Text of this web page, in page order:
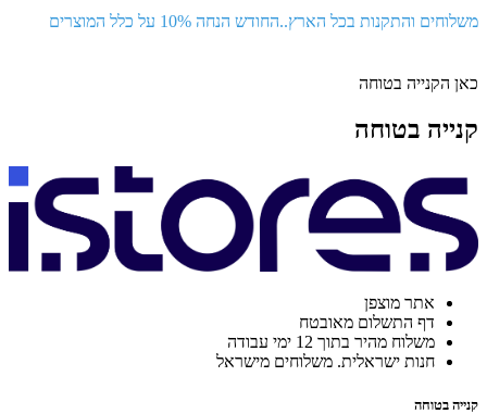
משלוחים והתקנות בכל הארץ..החודש הנחה 10% על כלל המוצרים
כאן הקנייה בטוחה
קנייה בטוחה
אתר מוצפן
דף התשלום מאובטח
משלוח מהיר בתוך 12 ימי עבודה
חנות ישראלית. משלוחים מישראל
קנייה בטוחה